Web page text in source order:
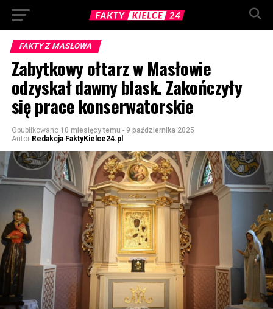
FAKTY Z MASŁOWA
Zabytkowy ołtarz w Masłowie
odzyskał dawny blask. Zakończyły
się prace konserwatorskie
Opublikowano 10 miesięcy temu - 9 października 2025
Autor Redakcja FaktyKielce24.pl